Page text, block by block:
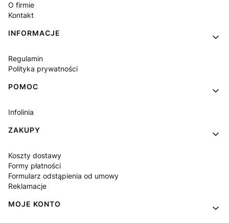
O firmie
Kontakt
INFORMACJE
Regulamin
Polityka prywatności
POMOC
Infolinia
ZAKUPY
Koszty dostawy
Formy płatności
Formularz odstąpienia od umowy
Reklamacje
MOJE KONTO